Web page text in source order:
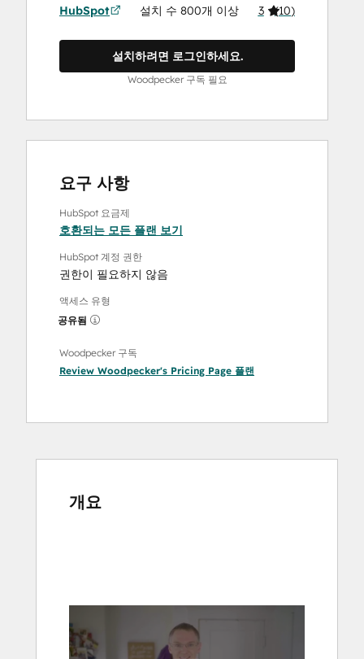
HubSpot 설치 수 800개 이상 3 (10)
설치하려면 로그인하세요.
Woodpecker 구독 필요
요구 사항
HubSpot 요금제
호환되는 모든 플랜 보기
HubSpot 계정 권한
권한이 필요하지 않음
액세스 유형
공유됨
Woodpecker 구독
Review Woodpecker's Pricing Page 플랜
개요
보
려